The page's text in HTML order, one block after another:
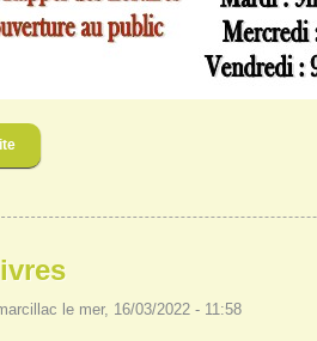
le mer, 16/03/2022 - 11:58